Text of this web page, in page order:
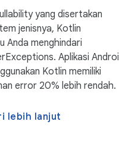
yang disertakan
jenisnya, Kotlin
Anda menghindari
Aplikasi
Kotlin memiliki
error 20% lebih rendah.
lebih lanjut